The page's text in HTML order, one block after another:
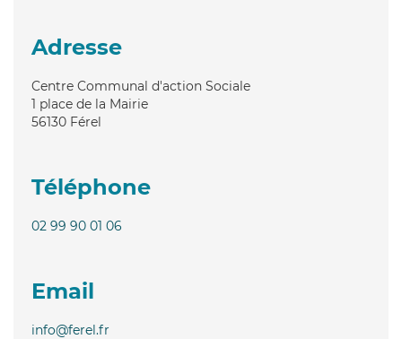
Adresse
Centre Communal d'action Sociale
1 place de la Mairie
56130 Férel
Téléphone
02 99 90 01 06
Email
info@ferel.fr